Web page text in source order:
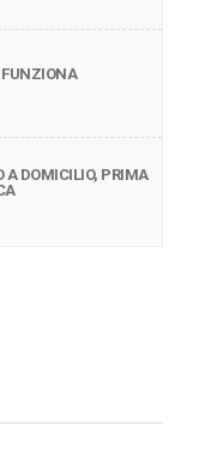
FUNZIONA
A DOMICILIO, PRIMA